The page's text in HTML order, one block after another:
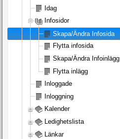
Idag
Infosidor
Skapa/Ändra Infosida
Flytta infosida
Skapa/Ändra Infoinlägg
Flytta inlägg
Inloggade
Inloggning
Kalender
Ledighetslista
Länkar